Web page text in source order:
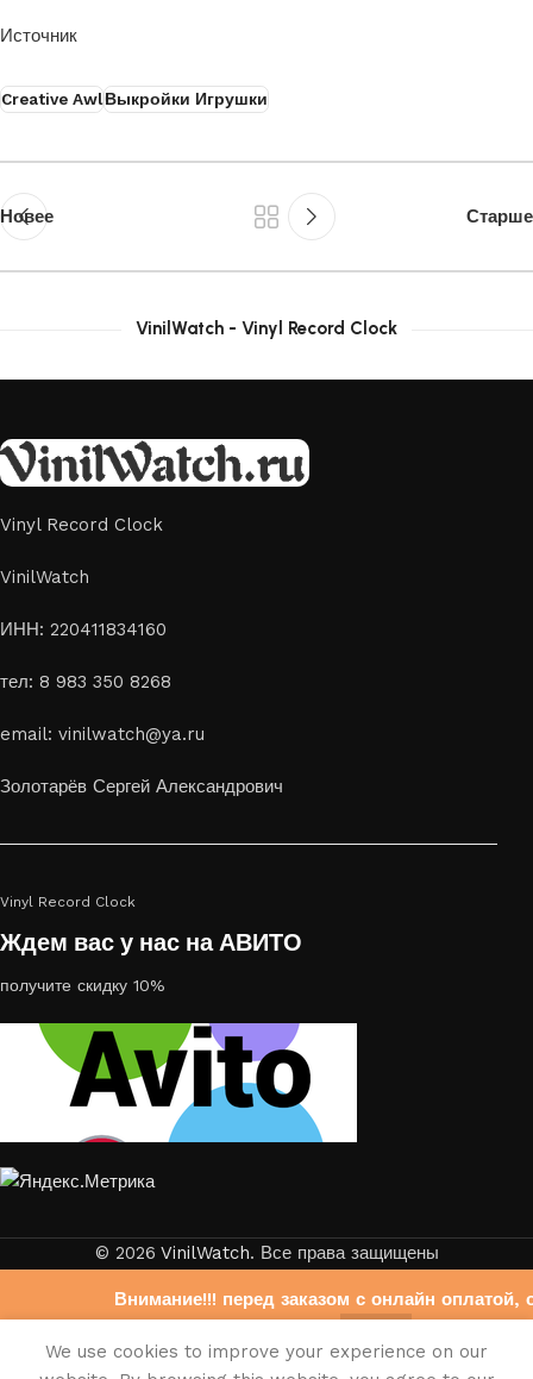
Внимание!!! перед заказом с онлайн оплатой,
https://www.avito.ru/brands/
Источник
Creative AwlВыкройки Игрушки
Новее Старше
VinilWatch - Vinyl Record Clock
Vinyl Record Clock
VinilWatch
ИНН: 220411834160
тел: 8 983 350 8268
email: vinilwatch@ya.ru
Золотарёв Сергей Александрович
Vinyl Record Clock
Ждем вас у нас на АВИТО
получите скидку 10%
© 2026 VinilWatch. Все права защищены
We use cookies to improve your experience on our